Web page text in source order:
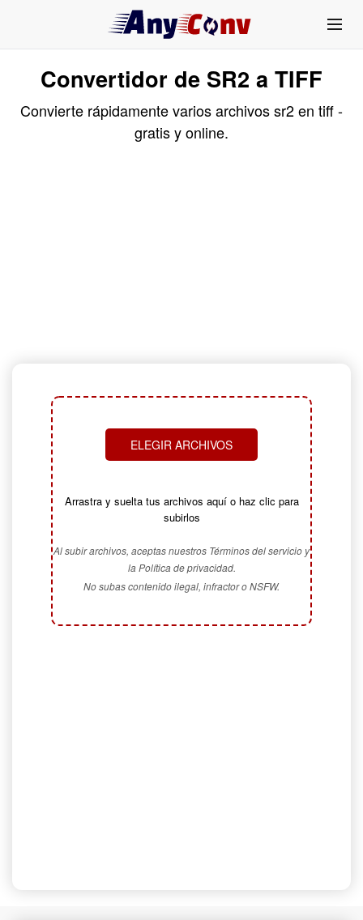
Convertidor de SR2 a TIFF
Convierte rápidamente varios archivos sr2 en tiff -
gratis y online.
ELEGIR ARCHIVOS
Arrastra y suelta tus archivos aquí o haz clic para
subirlos
Al subir archivos, aceptas nuestros Términos del servicio y
la Política de privacidad.
No subas contenido ilegal, infractor o NSFW.